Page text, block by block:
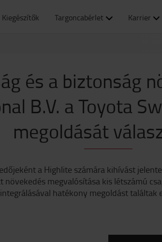
Kiegészítők Targoncabérlet Karrier
és a biztonság
B.V. a Toyota
megoldását
a Highlite számára kihívást
növekedés megvalósítása kis létszámú
integrálásával hatékony megoldást találtak